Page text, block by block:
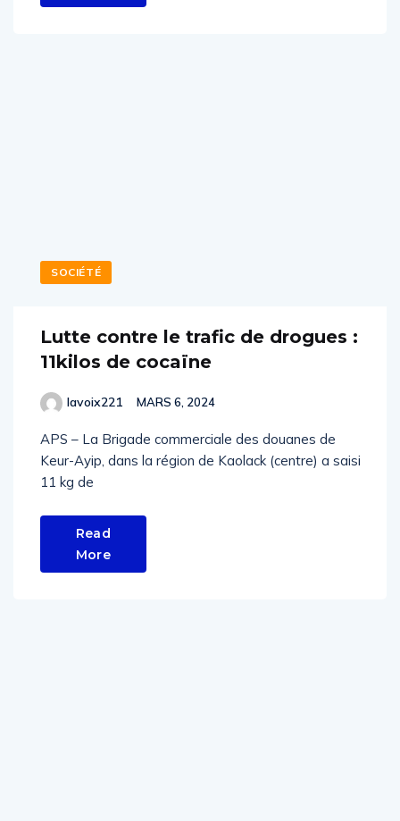
SOCIÉTÉ
Lutte contre le trafic de drogues :
11kilos de cocaïne
lavoix221 MARS 6, 2024
APS – La Brigade commerciale des douanes de
Keur-Ayip, dans la région de Kaolack (centre) a saisi
11 kg de
Read
More